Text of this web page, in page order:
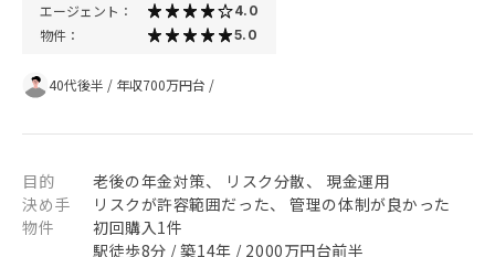
エージェント： 4.0
物件： 5.0
40代後半 / 年収700万円台 /
目的
老後の年金対策、 リスク分散、 現金運用
決め手
リスクが許容範囲だった、 管理の体制が良かった
物件
初回購入1件
駅徒歩8分 / 築14年 / 2000万円台前半